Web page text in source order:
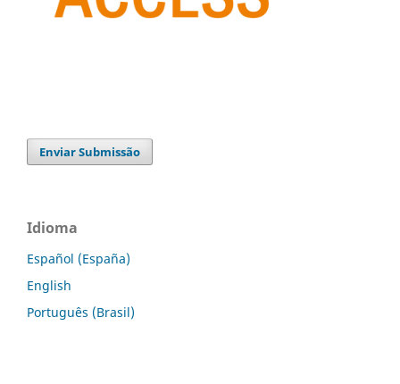
Enviar Submissão
Idioma
Español (España)
English
Português (Brasil)